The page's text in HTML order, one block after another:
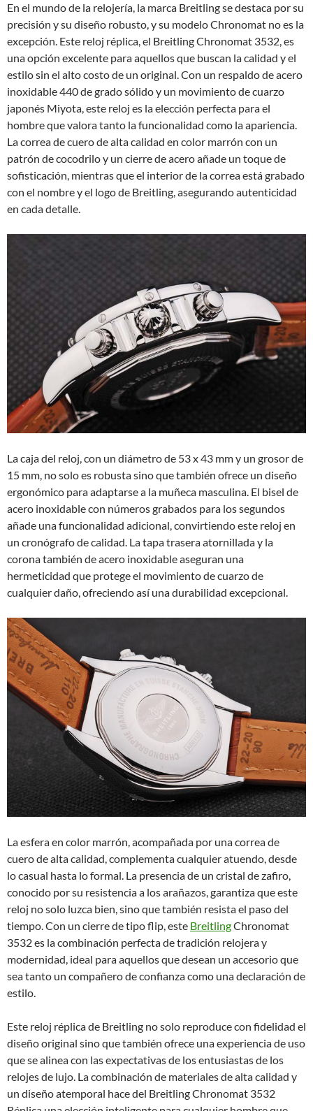
En el mundo de la relojería, la marca Breitling se destaca por su
precisión y su diseño robusto, y su modelo Chronomat no es la
excepción. Este reloj réplica, el Breitling Chronomat 3532, es
una opción excelente para aquellos que buscan la calidad y el
estilo sin el alto costo de un original. Con un respaldo de acero
inoxidable 440 de grado sólido y un movimiento de cuarzo
japonés Miyota, este reloj es la elección perfecta para el
hombre que valora tanto la funcionalidad como la apariencia.
La correa de cuero de alta calidad en color marrón con un
patrón de cocodrilo y un cierre de acero añade un toque de
sofisticación, mientras que el interior de la correa está grabado
con el nombre y el logo de Breitling, asegurando autenticidad
en cada detalle.
La caja del reloj, con un diámetro de 53 x 43 mm y un grosor de
15 mm, no solo es robusta sino que también ofrece un diseño
ergonómico para adaptarse a la muñeca masculina. El bisel de
acero inoxidable con números grabados para los segundos
añade una funcionalidad adicional, convirtiendo este reloj en
un cronógrafo de calidad. La tapa trasera atornillada y la
corona también de acero inoxidable aseguran una
hermeticidad que protege el movimiento de cuarzo de
cualquier daño, ofreciendo así una durabilidad excepcional.
La esfera en color marrón, acompañada por una correa de
cuero de alta calidad, complementa cualquier atuendo, desde
lo casual hasta lo formal. La presencia de un cristal de zafiro,
conocido por su resistencia a los arañazos, garantiza que este
reloj no solo luzca bien, sino que también resista el paso del
tiempo. Con un cierre de tipo flip, este BreitlingChronomat
3532 es la combinación perfecta de tradición relojera y
modernidad, ideal para aquellos que desean un accesorio que
sea tanto un compañero de confianza como una declaración de
estilo.
Este reloj réplica de Breitling no solo reproduce con fidelidad el
diseño original sino que también ofrece una experiencia de uso
que se alinea con las expectativas de los entusiastas de los
relojes de lujo. La combinación de materiales de alta calidad y
un diseño atemporal hace del Breitling Chronomat 3532